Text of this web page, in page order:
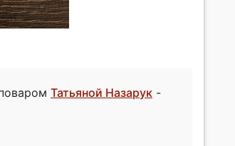
Татьяной Назарук -